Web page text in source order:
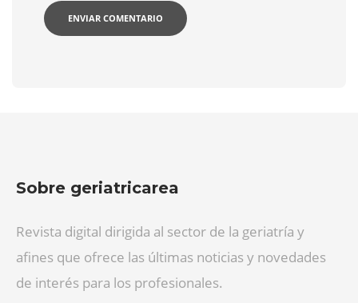
Sobre geriatricarea
Revista digital dirigida al sector de la geriatría y
afines que ofrece las últimas noticias y novedades
de interés para los profesionales.